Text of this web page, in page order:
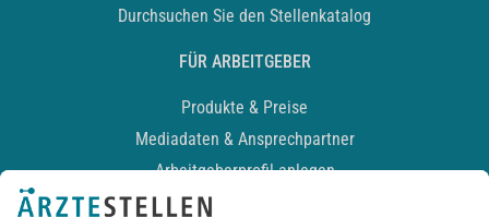
Durchsuchen Sie den Stellenkatalog
FÜR ARBEITGEBER
Produkte & Preise
Mediadaten & Ansprechpartner
Arbeitgeberprofil anlegen
Recruiting-Podcast